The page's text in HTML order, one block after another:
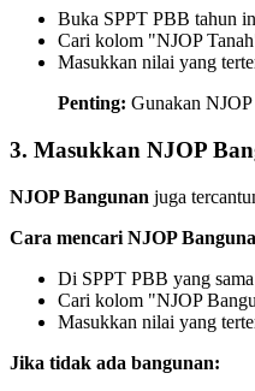
Buka SPPT PBB tahun
Cari kolom "NJOP
Masukkan nilai yang
Penting: Gunakan
3. Masukkan NJOP
NJOP Bangunan juga
Cara mencari NJOP
Di SPPT PBB yang sama
Cari kolom "NJOP
Masukkan nilai yang
Jika tidak ada bangunan: